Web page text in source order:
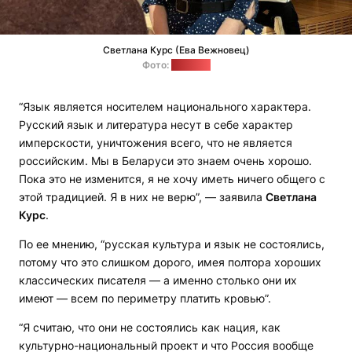
Светлана Курс (Ева Вежновец)
Фото:
“Язык является носителем национального характера.
Русский язык и литература несут в себе характер
имперскости, уничтожения всего, что не является
российским. Мы в Беларуси это знаем очень хорошо.
Пока это не изменится, я не хочу иметь ничего общего с
этой традицией. Я в них не верю”, — заявила Светлана
Курс.
По ее мнению, “русская культура и язык не состоялись,
потому что это слишком дорого, имея полтора хороших
классических писателя — а именно столько они их
имеют — всем по периметру платить кровью”.
“Я считаю, что они не состоялись как нация, как
культурно-национальный проект и что Россия вообще